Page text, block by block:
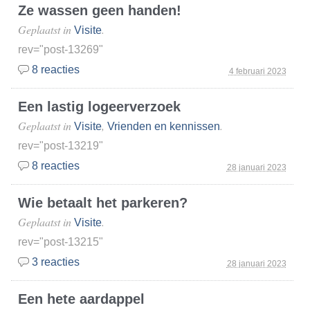
Ze wassen geen handen!
4 februari 2023
Geplaatst in Visite.
rev="post-13269"
8 reacties
Een lastig logeerverzoek
28 januari 2023
Geplaatst in Visite, Vrienden en kennissen.
rev="post-13219"
8 reacties
Wie betaalt het parkeren?
28 januari 2023
Geplaatst in Visite.
rev="post-13215"
3 reacties
Een hete aardappel